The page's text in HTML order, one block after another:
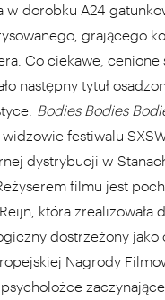
w dorobku A24
grającego
Co ciekawe, cenione
następny tytuł
Bodies Bodies
festiwalu
dystrybucji w
filmu jest
która zrealizowała
dostrzeżony
Nagrody